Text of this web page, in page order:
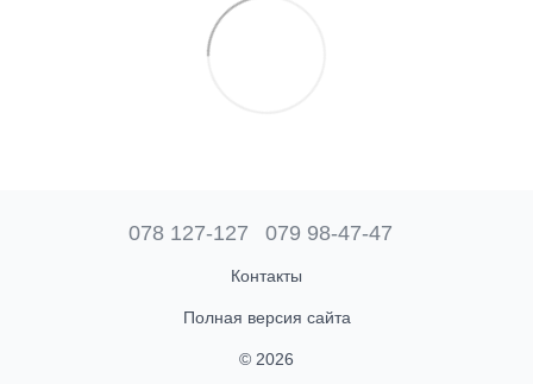
078 127-127 079 98-47-47
Контакты
Полная версия сайта
© 2026